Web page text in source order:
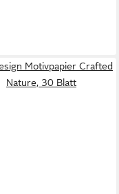
Motivpapier Crafted
Nature, 30 Blatt